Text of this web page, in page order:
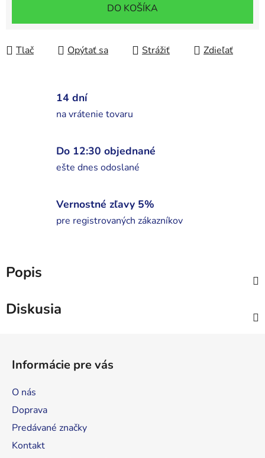
DO KOŠÍKA
Tlač Opýtať sa Strážiť Zdieľať
14 dní
na vrátenie tovaru
Do 12:30 objednané
ešte dnes odoslané
Vernostné zľavy 5%
pre registrovaných zákazníkov
Popis
Diskusia
Informácie pre vás
O nás
Doprava
Predávané značky
Kontakt